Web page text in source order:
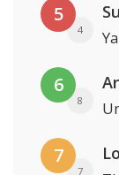
5
4
6
8
7
7